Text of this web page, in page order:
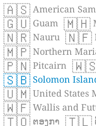
🇦🇸 American
🇬🇺 Guam 🇲🇭
🇳🇷 Nauru 🇳🇫
🇲🇵 Northern
🇵🇳 Pitcairn
🇸🇧 Solomon
🇺🇲 United States
🇼🇫 Wallis and
🇹🇴 ຕອງກາ 🇹🇱